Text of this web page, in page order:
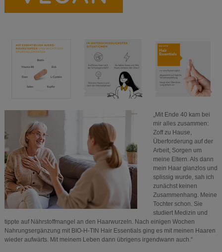
„Mit Ende 40 kam bei
mir alles zusammen:
Zoff zu Hause,
Überforderung auf der
Arbeit, Sorgen um
meine Eltern. Als dann
mein Haar glanzlos und
splissig wurde, sah ich
zunächst keinen
Zusammenhang. Meine
Tochter schon. Sie
studiert Medizin und
tippte auf Nährstoffmangel an den Haarwurzeln. Nach einigen Wochen
Nahrungsergänzung mit BIO-H-TIN Hair Essentials ging es mit meinen Haaren
wieder aufwärts. Mit meinem Leben dann übrigens irgendwann auch.“